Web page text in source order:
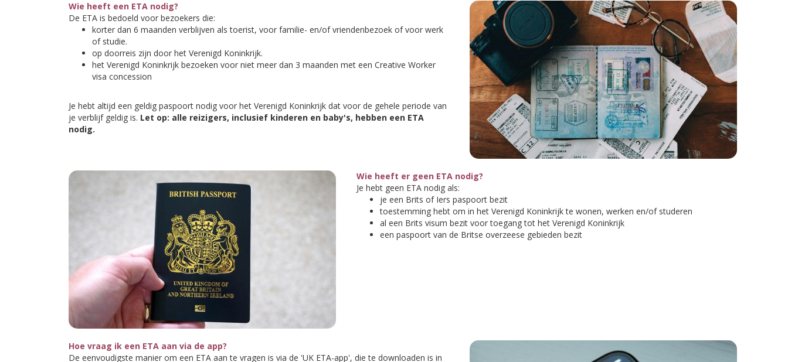
Wie heeft een ETA nodig?
De ETA is bedoeld voor bezoekers die:
korter dan 6 maanden verblijven als toerist, voor familie- en/of vriendenbezoek of voor werk
of studie.
op doorreis zijn door het Verenigd Koninkrijk.
het Verenigd Koninkrijk bezoeken voor niet meer dan 3 maanden met een Creative Worker
visa concession
Je hebt altijd een geldig paspoort nodig voor het Verenigd Koninkrijk dat voor de gehele periode van
je verblijf geldig is. Let op: alle reizigers, inclusief kinderen en baby's, hebben een ETA
nodig.
Wie heeft er geen ETA nodig?
Je hebt geen ETA nodig als:
je een Brits of Iers paspoort bezit
toestemming hebt om in het Verenigd Koninkrijk te wonen, werken en/of studeren
al een Brits visum bezit voor toegang tot het Verenigd Koninkrijk
een paspoort van de Britse overzeese gebieden bezit
Hoe vraag ik een ETA aan via de app?
De eenvoudigste manier om een ETA aan te vragen is via de 'UK ETA-app', die te downloaden is in